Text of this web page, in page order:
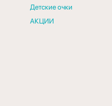
Детские очки
АКЦИИ